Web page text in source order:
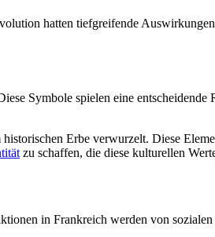
hatten tiefgreifende
Symbole spielen eine
Erbe verwurzelt. Diese
zu schaffen, die diese kulturellen
in Frankreich werden von sozialen